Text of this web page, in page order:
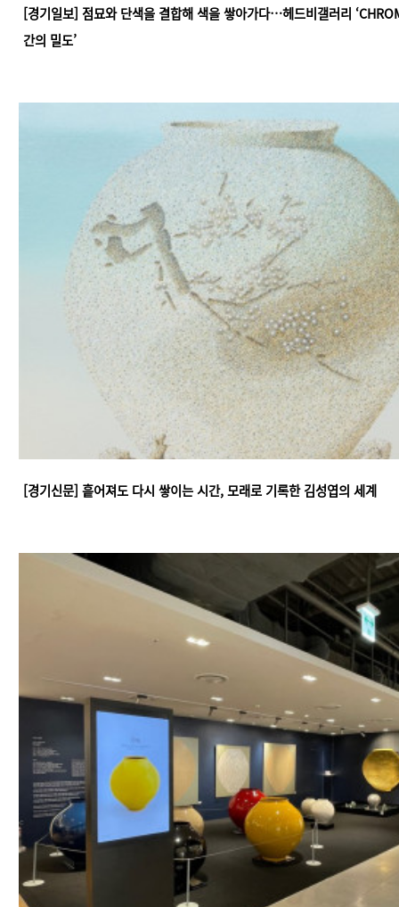
[경기일보] 점묘와 단색을 결합해 색을 쌓아가다…헤드비갤러리
간의 밀도’
[경기신문] 흩어져도 다시 쌓이는 시간, 모래로 기록한 김성엽의 세계